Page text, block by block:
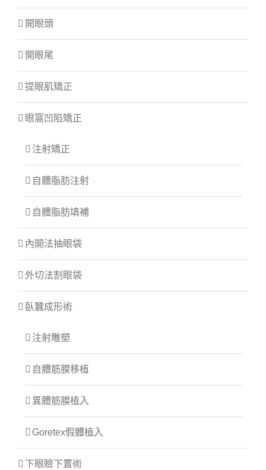
開眼頭
開眼尾
提眼肌矯正
眼窩凹陷矯正
注射矯正
自體脂肪注射
自體脂肪填補
內開法抽眼袋
外切法割眼袋
臥蠶成形術
注射雕塑
自體筋膜移植
異體筋膜植入
Goretex假體植入
下眼瞼下置術